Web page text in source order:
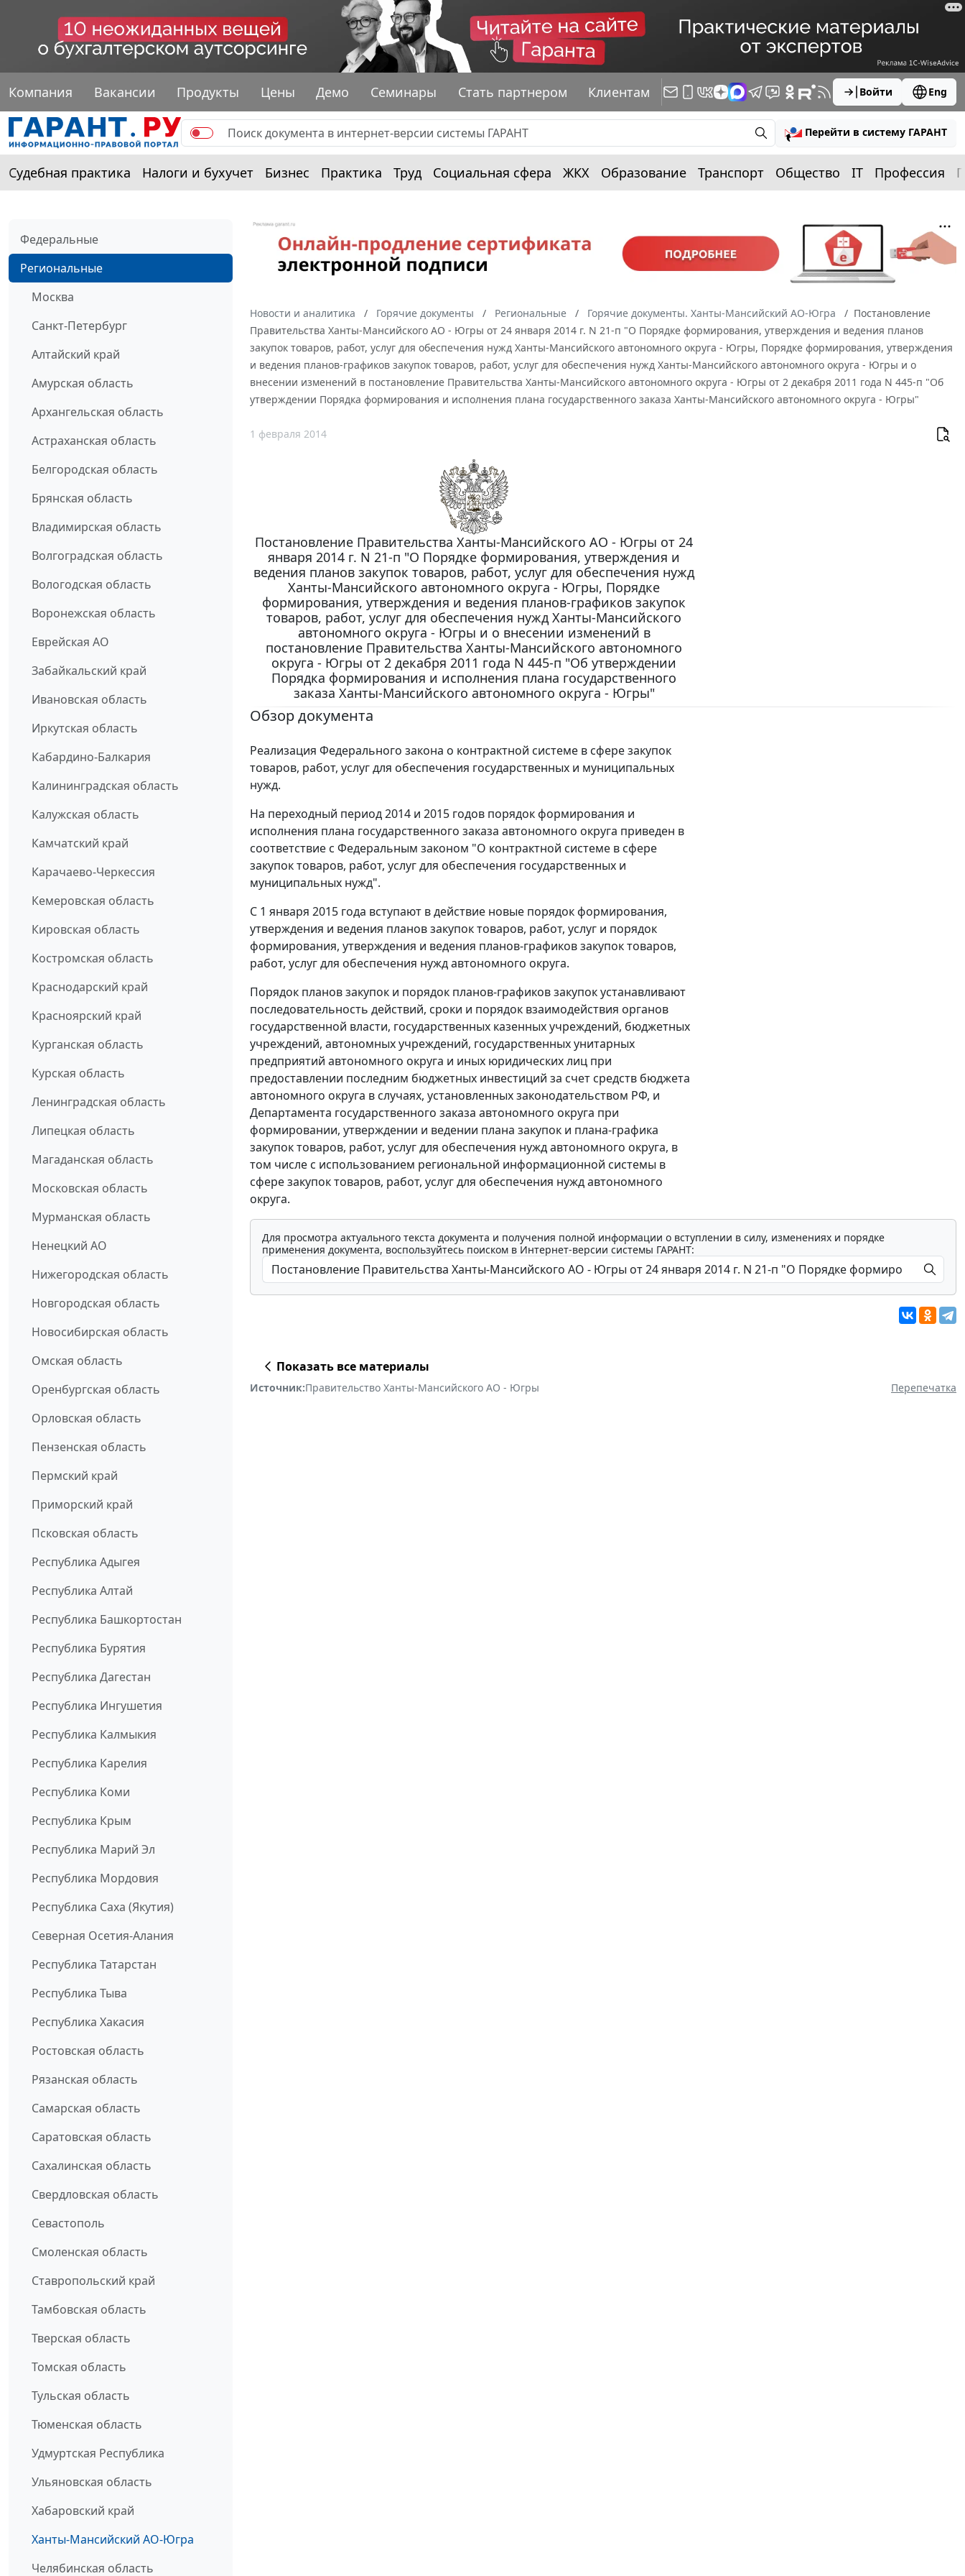
Компания Вакансии Продукты Цены Демо Семинары Стать партнером Клиентам Войти Eng
Перейти в систему ГАРАНТ
Судебная практика Налоги и бухучет Бизнес Практика Труд Социальная сфера ЖКХ Образование Транспорт Общество IT Профессия
Федеральные
Региональные
Москва
Санкт-Петербург
Алтайский край
Амурская область
Архангельская область
Астраханская область
Белгородская область
Брянская область
Владимирская область
Волгоградская область
Вологодская область
Воронежская область
Еврейская АО
Забайкальский край
Ивановская область
Иркутская область
Кабардино-Балкария
Калининградская область
Калужская область
Камчатский край
Карачаево-Черкессия
Кемеровская область
Кировская область
Костромская область
Краснодарский край
Красноярский край
Курганская область
Курская область
Ленинградская область
Липецкая область
Магаданская область
Московская область
Мурманская область
Ненецкий АО
Нижегородская область
Новгородская область
Новосибирская область
Омская область
Оренбургская область
Орловская область
Пензенская область
Пермский край
Приморский край
Псковская область
Республика Адыгея
Республика Алтай
Республика Башкортостан
Республика Бурятия
Республика Дагестан
Республика Ингушетия
Республика Калмыкия
Республика Карелия
Республика Коми
Республика Крым
Республика Марий Эл
Республика Мордовия
Республика Саха (Якутия)
Северная Осетия-Алания
Республика Татарстан
Республика Тыва
Республика Хакасия
Ростовская область
Рязанская область
Самарская область
Саратовская область
Сахалинская область
Свердловская область
Севастополь
Смоленская область
Ставропольский край
Тамбовская область
Тверская область
Томская область
Тульская область
Тюменская область
Удмуртская Республика
Ульяновская область
Хабаровский край
Ханты-Мансийский АО-Югра
Челябинская область
Новости и аналитика Горячие документы Региональные Горячие документы. Ханты-Мансийский АО-Югра
Постановление
Правительства Ханты-Мансийского АО - Югры от 24 января 2014 г. N 21-п "О Порядке формирования, утверждения и ведения планов
закупок товаров, работ, услуг для обеспечения нужд Ханты-Мансийского автономного округа - Югры, Порядке формирования, утверждения
и ведения планов-графиков закупок товаров, работ, услуг для обеспечения нужд Ханты-Мансийского автономного округа - Югры и о
внесении изменений в постановление Правительства Ханты-Мансийского автономного округа - Югры от 2 декабря 2011 года N 445-п "Об
утверждении Порядка формирования и исполнения плана государственного заказа Ханты-Мансийского автономного округа - Югры"
1 февраля 2014
Постановление Правительства Ханты-Мансийского АО - Югры от 24
января 2014 г. N 21-п "О Порядке формирования, утверждения и
ведения планов закупок товаров, работ, услуг для обеспечения нужд
Ханты-Мансийского автономного округа - Югры, Порядке
формирования, утверждения и ведения планов-графиков закупок
товаров, работ, услуг для обеспечения нужд Ханты-Мансийского
автономного округа - Югры и о внесении изменений в
постановление Правительства Ханты-Мансийского автономного
округа - Югры от 2 декабря 2011 года N 445-п "Об утверждении
Порядка формирования и исполнения плана государственного
заказа Ханты-Мансийского автономного округа - Югры"
Обзор документа
Реализация Федерального закона о контрактной системе в сфере закупок
товаров, работ, услуг для обеспечения государственных и муниципальных
нужд.
На переходный период 2014 и 2015 годов порядок формирования и
исполнения плана государственного заказа автономного округа приведен в
соответствие с Федеральным законом "О контрактной системе в сфере
закупок товаров, работ, услуг для обеспечения государственных и
муниципальных нужд".
С 1 января 2015 года вступают в действие новые порядок формирования,
утверждения и ведения планов закупок товаров, работ, услуг и порядок
формирования, утверждения и ведения планов-графиков закупок товаров,
работ, услуг для обеспечения нужд автономного округа.
Порядок планов закупок и порядок планов-графиков закупок устанавливают
последовательность действий, сроки и порядок взаимодействия органов
государственной власти, государственных казенных учреждений, бюджетных
учреждений, автономных учреждений, государственных унитарных
предприятий автономного округа и иных юридических лиц при
предоставлении последним бюджетных инвестиций за счет средств бюджета
автономного округа в случаях, установленных законодательством РФ, и
Департамента государственного заказа автономного округа при
формировании, утверждении и ведении плана закупок и плана-графика
закупок товаров, работ, услуг для обеспечения нужд автономного округа, в
том числе с использованием региональной информационной системы в
сфере закупок товаров, работ, услуг для обеспечения нужд автономного
округа.
Для просмотра актуального текста документа и получения полной информации о вступлении в силу, изменениях и порядке
применения документа, воспользуйтесь поиском в Интернет-версии системы ГАРАНТ:
Показать все материалы
Источник:Правительство Ханты-Мансийского АО - Югры Перепечатка